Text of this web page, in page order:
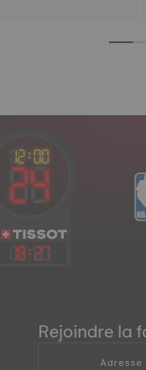
18:27
Rejoindre la